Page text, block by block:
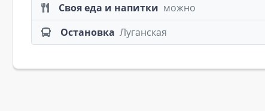
Своя еда и напитки можно
Остановка Луганская